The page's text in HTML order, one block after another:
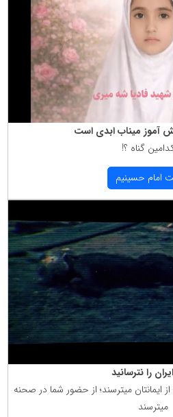
آموز میناب ابدی است
گناه ؟!
امام حسینیم
را نترسانید
ایمانتان میترسند؛ از حضور شما در صحنه
میترسند